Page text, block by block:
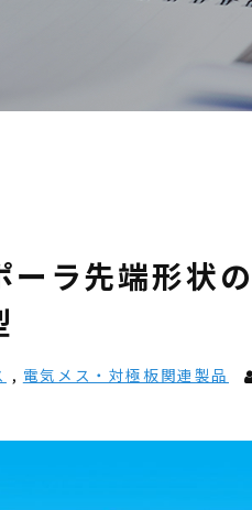
ーラ先端形状
, 電気メス・対極板関連製品